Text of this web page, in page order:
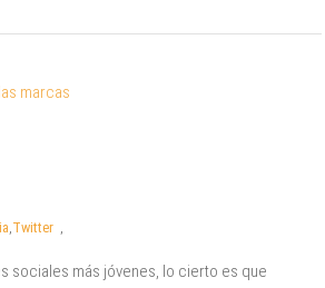
,Twitter ,
sociales más jóvenes, lo cierto es que